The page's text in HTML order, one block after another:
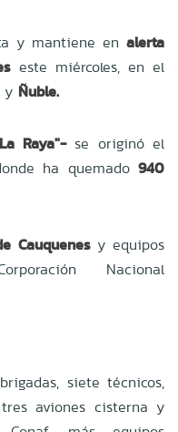
y mantiene en alerta
este miércoles, en el
y Ñuble.
Raya"- se originó el
ha quemado 940
Cauquenes y equipos
Nacional
siete técnicos,
tres aviones cisterna y